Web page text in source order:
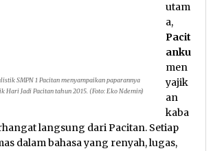
SMPN 1 Pacitan menyampaikan paparannya
Hari Jadi Pacitan tahun 2015. (Foto: Eko Ndemin)
utam
a,
Pacit
anku
men
yajik
an
kaba
langsung dari Pacitan. Setiap
dalam bahasa yang renyah, lugas,